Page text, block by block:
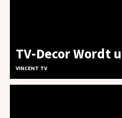
TV-Decor Wordt
VINCENT TV